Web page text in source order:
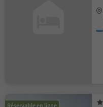
Réservable en ligne